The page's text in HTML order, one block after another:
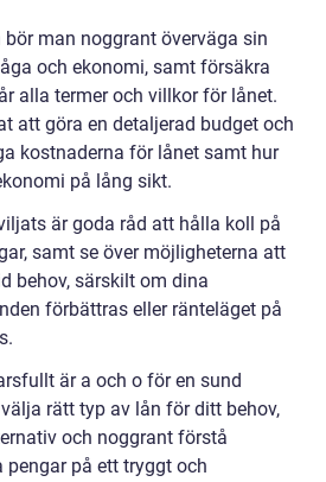
man noggrant överväga sin
och ekonomi, samt försäkra
alla termer och villkor för lånet.
att göra en detaljerad budget och
kostnaderna för lånet samt hur
på lång sikt.
är goda råd att hålla koll på
samt se över möjligheterna att
behov, särskilt om dina
förbättras eller ränteläget på
är a och o för en sund
rätt typ av lån för ditt behov,
och noggrant förstå
pengar på ett tryggt och